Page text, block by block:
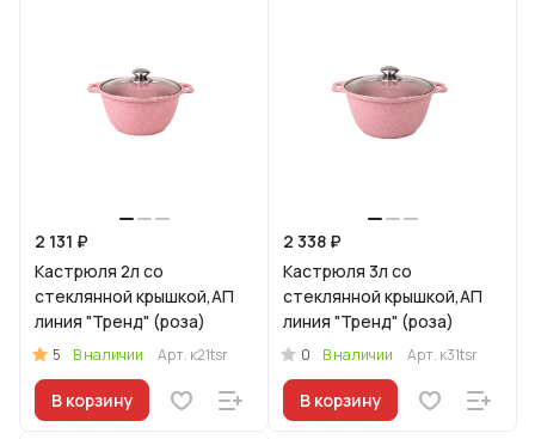
2 131 ₽
Кастрюля 2л со
стеклянной крышкой,АП
линия "Тренд" (роза)
5 В наличии Арт. к21tsr
В корзину
2 338 ₽
Кастрюля 3л со
стеклянной крышкой,АП
линия "Тренд" (роза)
0 В наличии Арт. к31tsr
В корзину